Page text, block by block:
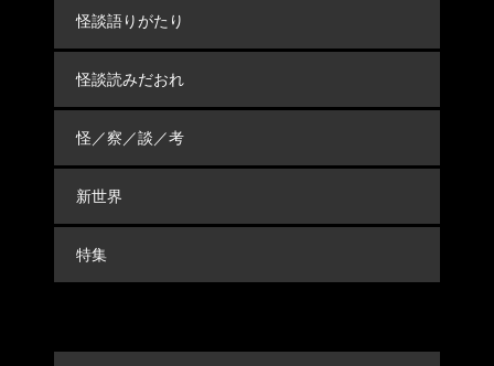
怪談語りがたり
怪談読みだおれ
怪／察／談／考
新世界
特集